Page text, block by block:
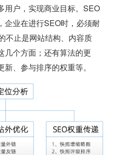
用户，实现商业目标。SEO
企业在进行SEO时，必须耐
不止是网站结构、内容质
几个方面；还有算法的更
、参与排序的权重等。